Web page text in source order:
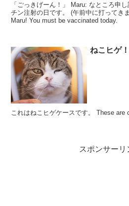
「ごっきげーん！」 Maru: なところ申
チン注射の日です。 (午前中に打ってき
Maru! You must be vaccinated today.
ねこヒゲ
これはねこヒゲケースです。 These are
スポンサーリ